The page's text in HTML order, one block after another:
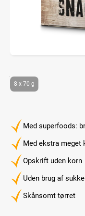
Med superfoods:
Med ekstra meget
Opskrift uden korn
Uden brug af
Skånsomt tørret
8 x 70 g